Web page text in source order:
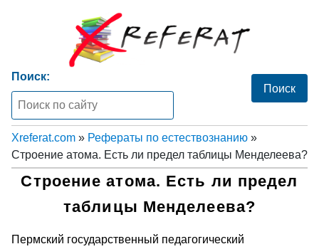
Поиск:
Xreferat.com » Рефераты по естествознанию »
Строение атома. Есть ли предел таблицы Менделеева?
Строение атома. Есть ли предел
таблицы Менделеева?
Пермский государственный педагогический